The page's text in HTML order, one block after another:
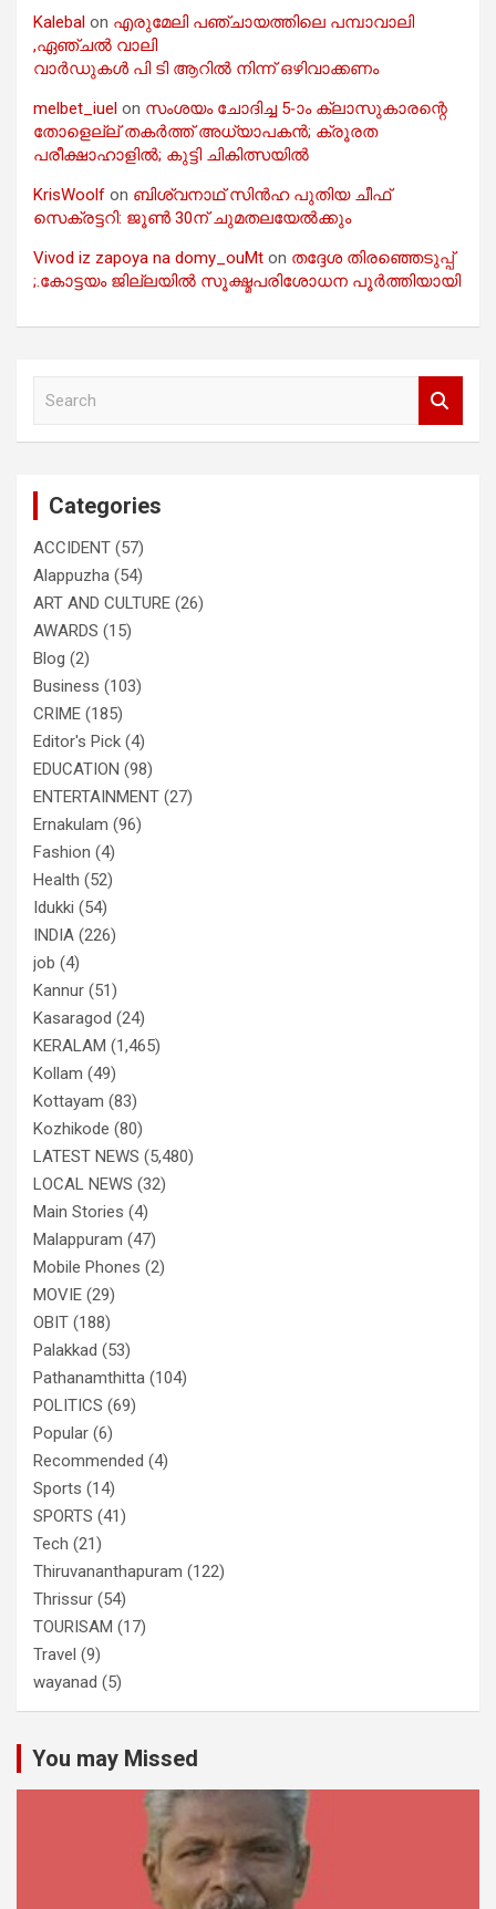
Kalebal on എരുമേലി പഞ്ചായത്തിലെ പമ്പാവാലി
,ഏഞ്ചൽ വാലി
വാർഡുകൾ പി ടി ആറിൽ നിന്ന് ഒഴിവാക്കണം
melbet_iuel on സംശയം ചോദിച്ച 5-ാം ക്ലാസുകാരന്റെ
തോളെല്ല് തകർത്ത് അധ്യാപകൻ; ക്രൂരത
പരീക്ഷാഹാളിൽ; കുട്ടി ചികിത്സയിൽ
KrisWoolf on ബിശ്വനാഥ് സിൻഹ പുതിയ ചീഫ്
സെക്രട്ടറി: ജൂൺ 30ന് ചുമതലയേൽക്കും
Vivod iz zapoya na domy_ouMt on തദ്ദേശ തിരഞ്ഞെടുപ്പ്
;.കോട്ടയം ജില്ലയിൽ സൂക്ഷ്മപരിശോധന പൂർത്തിയായി
Categories
ACCIDENT (57)
Alappuzha (54)
ART AND CULTURE (26)
AWARDS (15)
Blog (2)
Business (103)
CRIME (185)
Editor's Pick (4)
EDUCATION (98)
ENTERTAINMENT (27)
Ernakulam (96)
Fashion (4)
Health (52)
Idukki (54)
INDIA (226)
job (4)
Kannur (51)
Kasaragod (24)
KERALAM (1,465)
Kollam (49)
Kottayam (83)
Kozhikode (80)
LATEST NEWS (5,480)
LOCAL NEWS (32)
Main Stories (4)
Malappuram (47)
Mobile Phones (2)
MOVIE (29)
OBIT (188)
Palakkad (53)
Pathanamthitta (104)
POLITICS (69)
Popular (6)
Recommended (4)
Sports (14)
SPORTS (41)
Tech (21)
Thiruvananthapuram (122)
Thrissur (54)
TOURISAM (17)
Travel (9)
wayanad (5)
You may Missed